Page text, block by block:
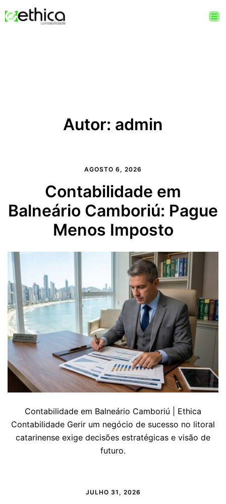
Autor: admin
AGOSTO 6, 2026
Contabilidade em
Balneário Camboriú: Pague
Menos Imposto
Contabilidade em Balneário Camboriú | Ethica
Contabilidade Gerir um negócio de sucesso no litoral
catarinense exige decisões estratégicas e visão de
futuro.
JULHO 31, 2026